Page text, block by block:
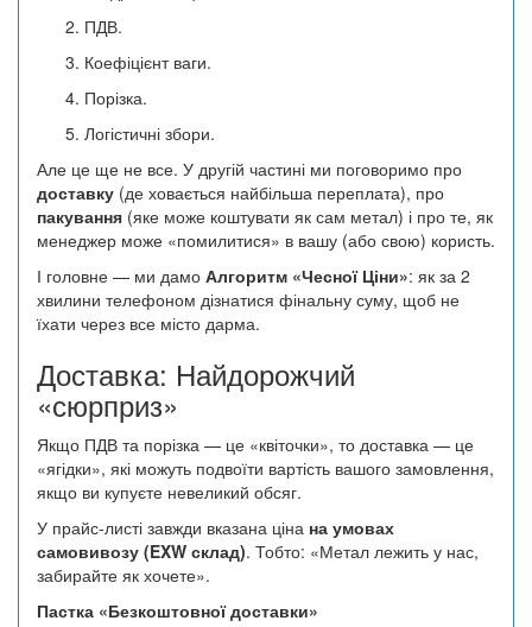
ПДВ.
Коефіцієнт ваги.
Порізка.
Логістичні збори.
Але це ще не все. У другій частині ми поговоримо про
доставку (де ховається найбільша переплата), про
пакування (яке може коштувати як сам метал) і про те, як
менеджер може «помилитися» в вашу (або свою) користь.
І головне — ми дамо Алгоритм «Чесної Ціни»: як за 2
хвилини телефоном дізнатися фінальну суму, щоб не
їхати через все місто дарма.
Доставка: Найдорожчий
«сюрприз»
Якщо ПДВ та порізка — це «квіточки», то доставка — це
«ягідки», які можуть подвоїти вартість вашого замовлення,
якщо ви купуєте невеликий обсяг.
У прайс-листі завжди вказана ціна на умовах
самовивозу (EXW склад). Тобто: «Метал лежить у нас,
забирайте як хочете».
Пастка «Безкоштовної доставки»